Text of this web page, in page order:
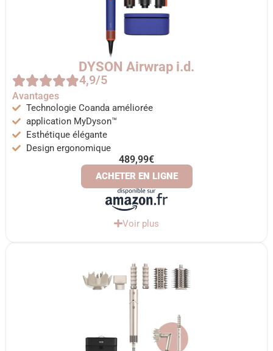
DYSON Airwrap i.d.
4,9/5
Avantages
Technologie Coanda améliorée
application MyDyson™
Esthétique élégante
Design ergonomique
489,99€
ACHETER EN LIGNE
Voir plus